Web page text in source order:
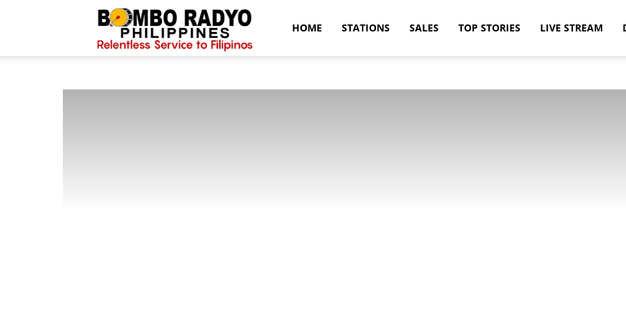
HOME STATIONS SALES TOP STORIES LIVE STREAM